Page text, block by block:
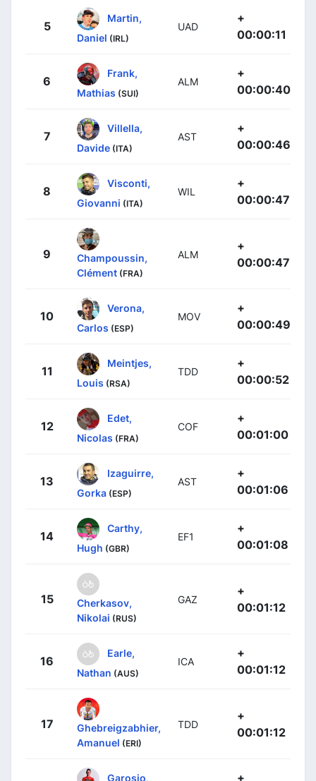
5
Martin,
Daniel (IRL)
UAD
+
00:00:11
6
Frank,
Mathias (SUI)
ALM
+
00:00:40
7
Villella,
Davide (ITA)
AST
+
00:00:46
8
Visconti,
Giovanni (ITA)
WIL
+
00:00:47
9
Champoussin,
Clément (FRA)
ALM
+
00:00:47
10
Verona,
Carlos (ESP)
MOV
+
00:00:49
11
Meintjes,
Louis (RSA)
TDD
+
00:00:52
12
Edet,
Nicolas (FRA)
COF
+
00:01:00
13
Izaguirre,
Gorka (ESP)
AST
+
00:01:06
14
Carthy,
Hugh (GBR)
EF1
+
00:01:08
15
Cherkasov,
Nikolai (RUS)
GAZ
+
00:01:12
16
Earle,
Nathan (AUS)
ICA
+
00:01:12
17
Ghebreigzabhier,
Amanuel (ERI)
TDD
+
00:01:12
Garosio, +